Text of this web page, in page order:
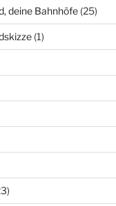
deine Bahnhöfe(25)
(1)